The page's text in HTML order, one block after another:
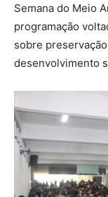
Semana do Meio
programação
sobre
desenvolvimento